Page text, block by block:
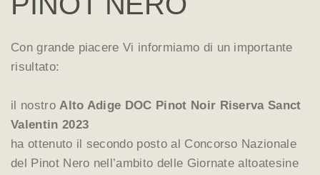
Con grande piacere Vi informiamo di un importante
risultato:
il nostroAlto Adige DOC Pinot Noir Riserva Sanct
Valentin 2023
ha ottenuto il secondo posto al Concorso Nazionale
del Pinot Nero nell’ambito delle Giornate altoatesine